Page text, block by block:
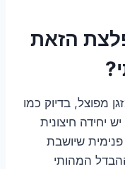
הזאת
מפוצל, בדיוק כמו
יחידה חיצונית
שיושבת
המהותי